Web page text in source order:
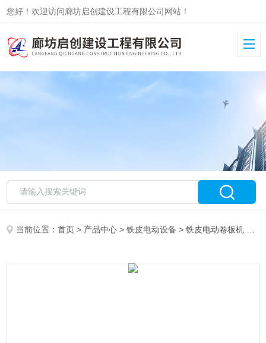
您好！欢迎访问廊坊启创建设工程有限公司网站！
当前位置：首页 > 产品中心 >铁皮电动设备 >铁皮电动卷板机